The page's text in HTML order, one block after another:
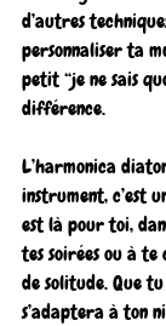
d’autres
personnaliser ta
petit “je ne sais
différence.
L’harmonica
instrument, c’est
est là pour toi,
tes soirées ou à te
de solitude. Que
s’adaptera à ton